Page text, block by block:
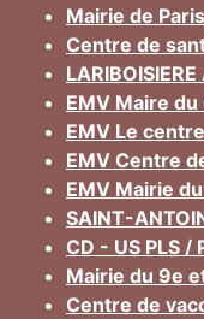
Mairie de
Centre de
EMV Maire
EMV Le
EMV Centre
EMV Mairie
SAINT-
CD - US PLS /
Mairie du 9e
Centre de